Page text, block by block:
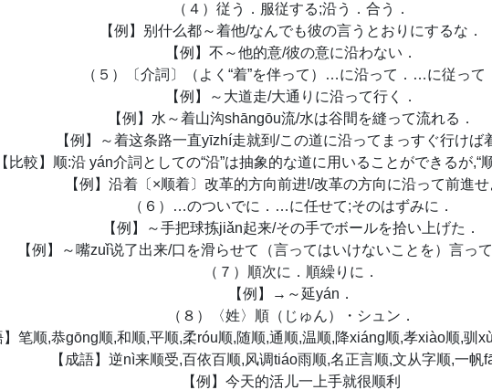
（４）従う．服従する;沿う．合う．
【例】别什么都～着他/なんでも彼の言うとおりにするな．
【例】不～他的意/彼の意に沿わない．
（５）〔介詞〕（よく“着”を伴って）…に沿って．…に従って
【例】～大道走/大通りに沿って行く．
【例】水～着山沟shāngōu流/水は谷間を縫って流れる．
【例】～着这条路一直yīzhí走就到/この道に沿ってまっすぐ行けば
比較】顺:沿 yán介詞としての“沿”は抽象的な道に用いることができるが,“
【例】沿着〔×顺着〕改革的方向前进!/改革の方向に沿って前進せ
（６）…のついでに．…に任せて;そのはずみに．
【例】～手把球拣jiǎn起来/その手でボールを拾い上げた．
【例】～嘴zuǐ说了出来/口を滑らせて（言ってはいけないことを）言っ
（７）順次に．順繰りに．
【例】→～延yán．
（８）〈姓〉順（じゅん）・シュン．
】笔顺,恭gōng顺,和顺,平顺,柔róu顺,随顺,通顺,温顺,降xiáng顺,孝xiào顺,驯
【成語】逆nì来顺受,百依百顺,风调tiáo雨顺,名正言顺,文从字顺,一帆
【例】今天的活儿一上手就很顺利